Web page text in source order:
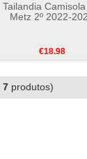
Tailandia
Metz 2º 2022-
€18.98
7 produtos)